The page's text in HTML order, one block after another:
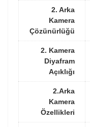
2. Arka
Kamera
Çözünürlüğü
2. Kamera
Diyafram
Açıklığı
2.Arka
Kamera
Özellikleri